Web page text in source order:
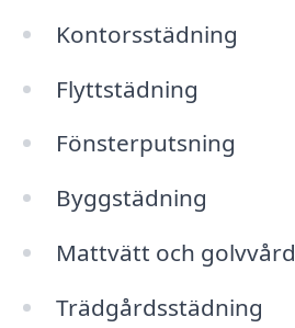
Kontorsstädning
Flyttstädning
Fönsterputsning
Byggstädning
Mattvätt och golvvård
Trädgårdsstädning